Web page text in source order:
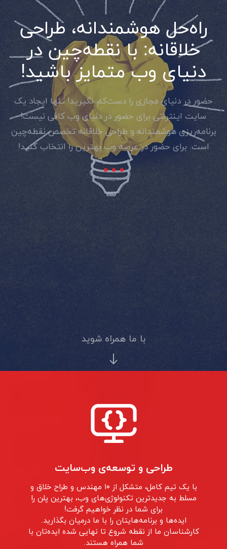
راه‌حل هوشمندانه، طراحی
خلاقانه: با نقطه‌چین در
دنیای وب‌ متمایز باشید!
حضور در دنیای مجازی را دست‌کم نگیرید! تنها ایجاد یک
سایت اینترنتی برای حضور در دنیای وب کافی نیست!
برنامه‌ریزی هوشمندانه و طراحی خلاقانه تخصص نقطه‌چین
است. برای حضور در عرصه وب بهترین را انتخاب کنید!
با ما همراه شوید
طراحی و توسعه‌ی وب‌سایت
با یک تیم کامل، متشکل از ۱۰ مهندس و طراح خلاق و
مسلط به جدیدترین تکنولوژی‌های وب، بهترین پلن را
برای شما در نظر خواهیم گرفت!
ایده‌ها و برنامه‌هایتان را با ما درمیان بگذارید.
کارشناسان ما از نقطه‌ شروع تا نهایی شده ایده‌تان با
شما همراه هستند.